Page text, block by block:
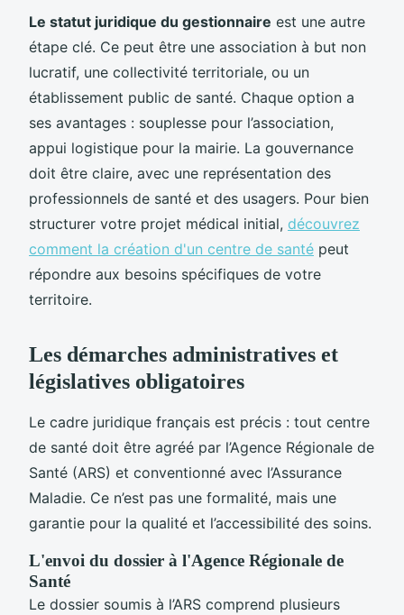
Le statut juridique du gestionnaire est une autre
étape clé. Ce peut être une association à but non
lucratif, une collectivité territoriale, ou un
établissement public de santé. Chaque option a
ses avantages : souplesse pour l’association,
appui logistique pour la mairie. La gouvernance
doit être claire, avec une représentation des
professionnels de santé et des usagers. Pour bien
structurer votre projet médical initial, découvrez
comment la création d'un centre de santé peut
répondre aux besoins spécifiques de votre
territoire.
Les démarches administratives et
législatives obligatoires
Le cadre juridique français est précis : tout centre
de santé doit être agréé par l’Agence Régionale de
Santé (ARS) et conventionné avec l’Assurance
Maladie. Ce n’est pas une formalité, mais une
garantie pour la qualité et l’accessibilité des soins.
L'envoi du dossier à l'Agence Régionale de
Santé
Le dossier soumis à l’ARS comprend plusieurs